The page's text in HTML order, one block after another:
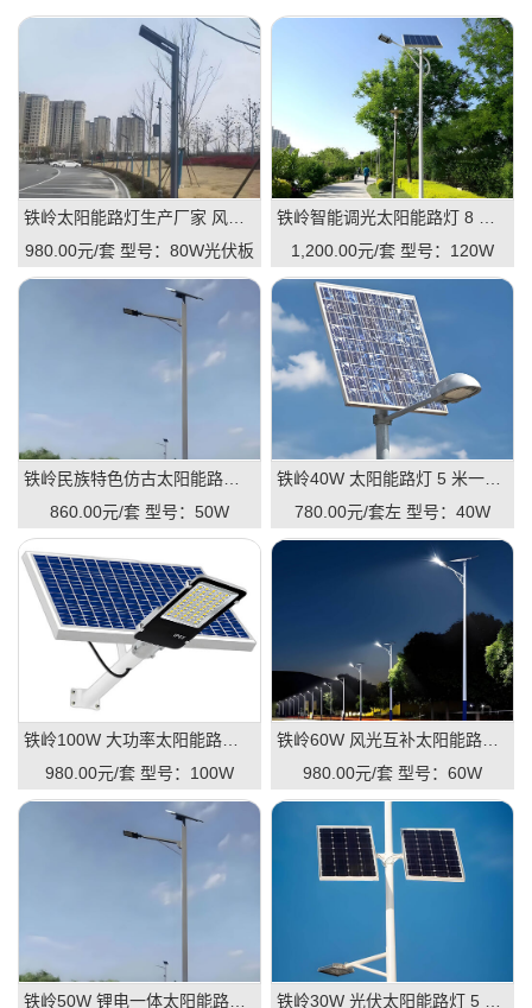
980.00元/套 型号：80W光伏板
1,200.00元/套 型号：120W
860.00元/套 型号：50W
780.00元/套左 型号：40W
980.00元/套 型号：100W
980.00元/套 型号：60W